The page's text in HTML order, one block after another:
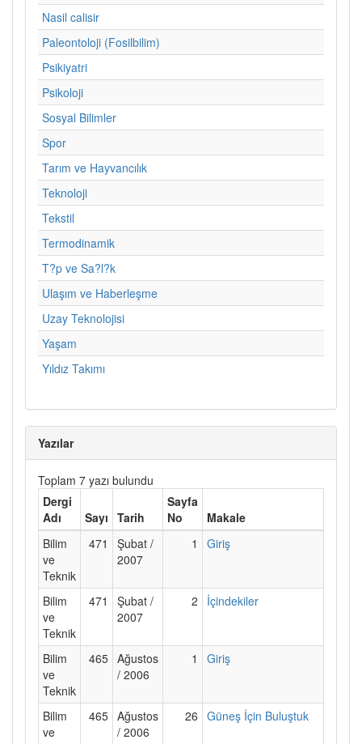
Nasil calisir
Paleontoloji (Fosilbilim)
Psikiyatri
Psikoloji
Sosyal Bilimler
Spor
Tarım ve Hayvancılık
Teknoloji
Tekstil
Termodinamik
T?p ve Sa?l?k
Ulaşım ve Haberleşme
Uzay Teknolojisi
Yaşam
Yıldız Takımı
Yazılar
Toplam 7 yazı bulundu
Dergi
Adı
Sayı Tarih
Sayfa
No
Makale
Bilim
ve
Teknik
471
Şubat /
2007
1 Giriş
Bilim
ve
Teknik
471
Şubat /
2007
2 İçindekiler
Bilim
ve
Teknik
465 Ağustos
/ 2006
1 Giriş
Bilim
ve
465 Ağustos
/ 2006
26 Güneş İçin Buluştuk